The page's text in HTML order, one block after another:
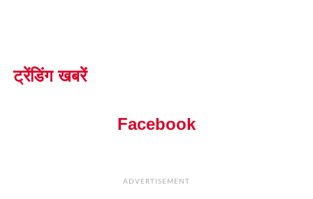
ट्रेंडिंग खबरें
Facebook
ADVERTISEMENT